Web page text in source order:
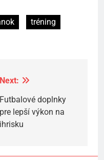
tréning
Next:
Futbalové doplnky
pre lepší výkon na
ihrisku